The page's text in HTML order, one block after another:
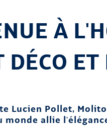
À
DÉCO
Lucien Pollet,
allie